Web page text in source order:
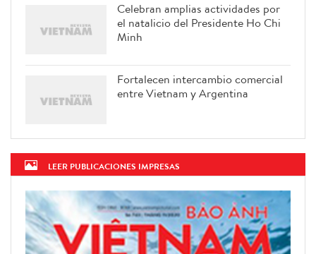
Celebran amplias actividades por
el natalicio del Presidente Ho Chi
Minh
Fortalecen intercambio comercial
entre Vietnam y Argentina
LEER PUBLICACIONES IMPRESAS